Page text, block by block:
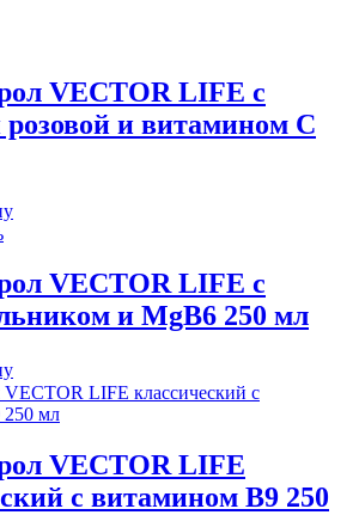
VECTOR LIFE с
розовой и витамином С
VECTOR LIFE с
и МgB6 250 мл
VECTOR LIFE
с витамином В9 250